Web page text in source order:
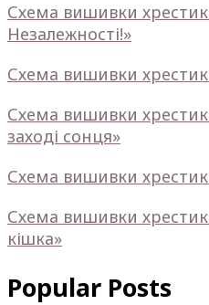
Схема вишивки
Незалежності!»
Схема вишивки
Схема вишивки
заході сонця»
Схема вишивки
Схема вишивки
кішка»
Popular Posts